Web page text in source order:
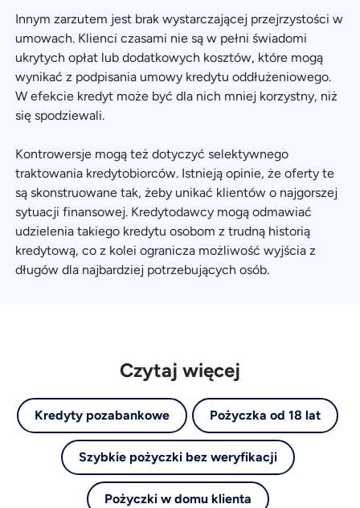
Innym zarzutem jest brak wystarczającej przejrzystości w
umowach. Klienci czasami nie są w pełni świadomi
ukrytych opłat lub dodatkowych kosztów, które mogą
wynikać z podpisania umowy kredytu oddłużeniowego.
W efekcie kredyt może być dla nich mniej korzystny, niż
się spodziewali.
Kontrowersje mogą też dotyczyć selektywnego
traktowania kredytobiorców. Istnieją opinie, że oferty te
są skonstruowane tak, żeby unikać klientów o najgorszej
sytuacji finansowej. Kredytodawcy mogą odmawiać
udzielenia takiego kredytu osobom z trudną historią
kredytową, co z kolei ogranicza możliwość wyjścia z
długów dla najbardziej potrzebujących osób.
Czytaj więcej
Kredyty pozabankowe Pożyczka od 18 lat
Szybkie pożyczki bez weryfikacji
Pożyczki w domu klienta